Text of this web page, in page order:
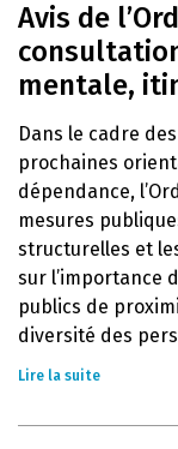
Avis de
mentale,
Dans le cadre
prochaines
dépendance,
mesures
structurelles et
sur l’importance
publics de
diversité des
Lire la suite